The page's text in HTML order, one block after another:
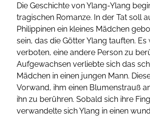
Die Geschichte von Ylang-Ylang
tragischen Romanze. In der Tat soll
Philippinen ein kleines Mädchen
sein, das die Götter Ylang tauften. Es
verboten, eine andere Person zu
Aufgewachsen verliebte sich das
Mädchen in einen jungen Mann.
Vorwand, ihm einen Blumenstrauß
ihn zu berühren. Sobald sich ihre
verwandelte sich Ylang in einen